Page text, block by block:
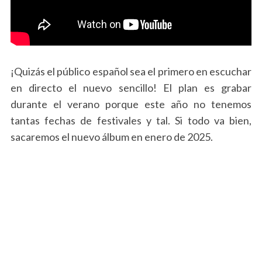
¡Quizás el público español sea el primero en escuchar
en directo el nuevo sencillo! El plan es grabar
durante el verano porque este año no tenemos
tantas fechas de festivales y tal. Si todo va bien,
sacaremos el nuevo álbum en enero de 2025.